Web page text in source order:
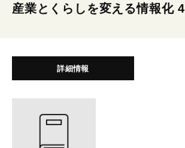
産業とくらしを変える情報化 4
詳細情報